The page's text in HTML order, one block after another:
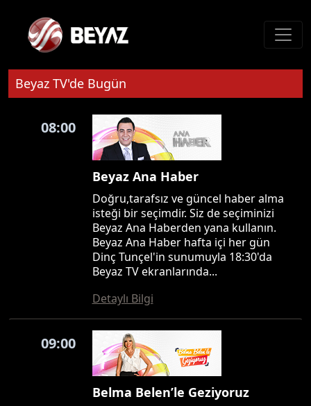
Beyaz TV'de Bugün
08:00
Beyaz Ana Haber
Doğru,tarafsız ve güncel haber alma
isteği bir seçimdir. Siz de seçiminizi
Beyaz Ana Haberden yana kullanın.
Beyaz Ana Haber hafta içi her gün
Dinç Tunçel'in sunumuyla 18:30'da
Beyaz TV ekranlarında...
Detaylı Bilgi
09:00
Belma Belen’le Geziyoruz